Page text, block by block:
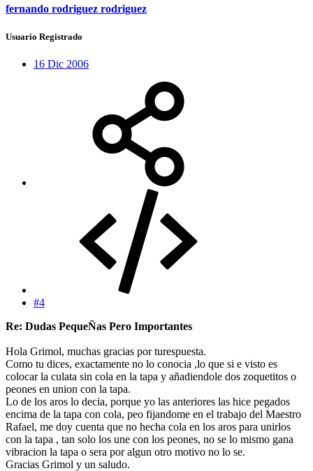
fernando rodriguez rodriguez
Usuario Registrado
16 Dic 2006
#4
Re: Dudas PequeÑas Pero Importantes
Hola Grimol, muchas gracias por turespuesta.
Como tu dices, exactamente no lo conocia ,lo que si e visto es
colocar la culata sin cola en la tapa y añadiendole dos zoquetitos o
peones en union con la tapa.
Lo de los aros lo decia, porque yo las anteriores las hice pegados
encima de la tapa con cola, peo fijandome en el trabajo del Maestro
Rafael, me doy cuenta que no hecha cola en los aros para unirlos
con la tapa , tan solo los une con los peones, no se lo mismo gana
vibracion la tapa o sera por algun otro motivo no lo se.
Gracias Grimol y un saludo.